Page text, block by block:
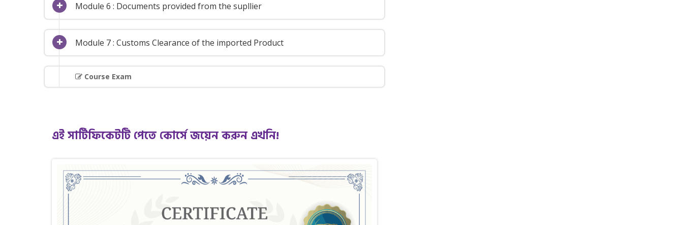
Module 6 : Documents provided from the supllier
Module 7 : Customs Clearance of the imported Product
Course Exam
এই সার্টিফিকেটটি পেতে কোর্সে জয়েন করুন এখনি!